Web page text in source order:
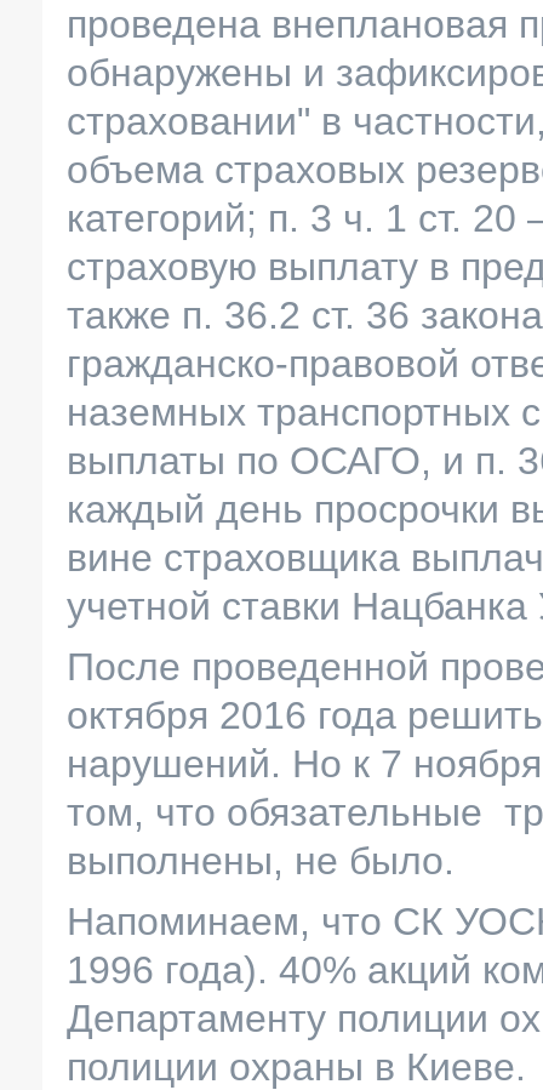
проведена внеплановая
обнаружены и
страховании" в
объема страховых
категорий; п. 3 ч. 1 ст.
страховую выплату в
также п. 36.2 ст. 36
гражданско-правовой
наземных транспортных
выплаты по ОСАГО, и п.
каждый день просрочки
вине страховщика
учетной ставки
После проведенной
октября 2016 года
нарушений. Но к 7
том, что обязательные
выполнены, не было.
Напоминаем, что СК
1996 года). 40% акций
Департаменту полиции
полиции охраны в Киеве.